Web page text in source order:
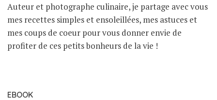
Auteur et photographe culinaire, je partage avec vous
mes recettes simples et ensoleillées, mes astuces et
mes coups de coeur pour vous donner envie de
profiter de ces petits bonheurs de la vie !
EBOOK